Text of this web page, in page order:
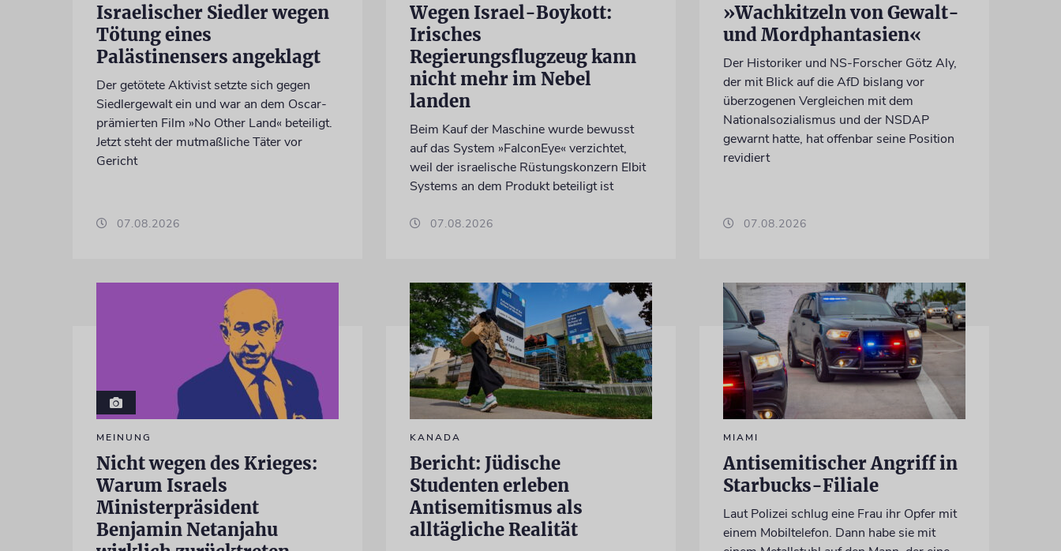
Israelischer Siedler wegen
Tötung eines
Palästinensers angeklagt
Der getötete Aktivist setzte sich gegen
Siedlergewalt ein und war an dem Oscar-
prämierten Film »No Other Land« beteiligt.
Jetzt steht der mutmaßliche Täter vor
Gericht
07.08.2026
Wegen Israel-Boykott:
Irisches
Regierungsflugzeug kann
nicht mehr im Nebel
landen
Beim Kauf der Maschine wurde bewusst
auf das System »FalconEye« verzichtet,
weil der israelische Rüstungskonzern Elbit
Systems an dem Produkt beteiligt ist
07.08.2026
»Wachkitzeln von Gewalt-
und Mordphantasien«
Der Historiker und NS-Forscher Götz Aly,
der mit Blick auf die AfD bislang vor
überzogenen Vergleichen mit dem
Nationalsozialismus und der NSDAP
gewarnt hatte, hat offenbar seine Position
revidiert
07.08.2026
MEINUNG
Nicht wegen des Krieges:
Warum Israels
Ministerpräsident
Benjamin Netanjahu
KANADA
Bericht: Jüdische
Studenten erleben
Antisemitismus als
alltägliche Realität
MIAMI
Antisemitischer Angriff in
Starbucks-Filiale
Laut Polizei schlug eine Frau ihr Opfer mit
einem Mobiltelefon. Dann habe sie mit